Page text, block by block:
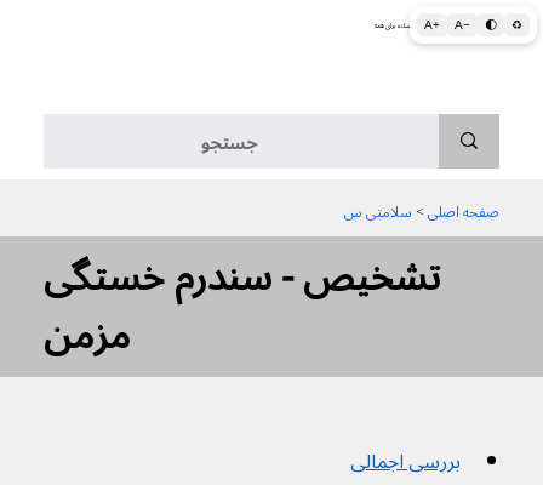
A+ A− 🌓 ♻ اطلاعات پزشکی و بهداشتی به زبان ساده برای همه
صفحه اصلی > سلامتی س
تشخیص - سندرم خستگی
مزمن
بررسی اجمالی